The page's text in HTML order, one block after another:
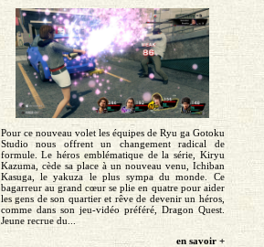
Pour ce nouveau volet les équipes de Ryu ga Gotoku
Studio nous offrent un changement radical de
formule. Le héros emblématique de la série, Kiryu
Kazuma, cède sa place à un nouveau venu, Ichiban
Kasuga, le yakuza le plus sympa du monde. Ce
bagarreur au grand cœur se plie en quatre pour aider
les gens de son quartier et rêve de devenir un héros,
comme dans son jeu-vidéo préféré, Dragon Quest.
Jeune recrue du...
en savoir +